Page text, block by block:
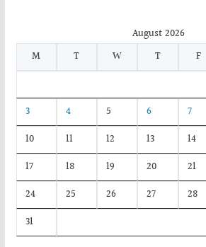
August 2026
M
T W T F
3
4 5 6 7
10
11 12 13 14
17
18 19 20 21
24
25 26 27 28
31